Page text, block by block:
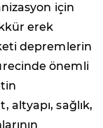
için
erek
depremlerin
önemli
sağlık,